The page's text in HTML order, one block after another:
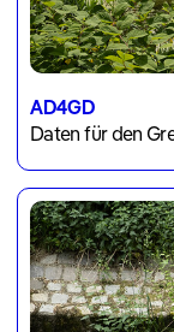
AD4GD
Daten für den